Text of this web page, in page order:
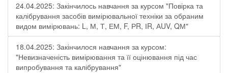
24.04.2025: Закінчилось навчання за курсом "Повірка та
калібрування засобів вимірювальної техніки за обраним
видом вимірювань: L, М, Т, ЕМ, F, РR, ІR, АUV, QМ"
18.04.2025: Закінчилося навчання за курсом:
"Невизначеність вимірювання та її оцінювання під час
випробування та калібрування"